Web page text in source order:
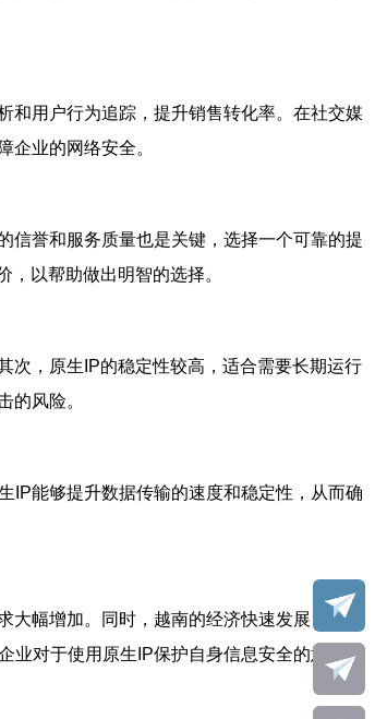
和用户行为追踪，提升销售转化率。在社交媒
业的网络安全。
信誉和服务质量也是关键，选择一个可靠的提
以帮助做出明智的选择。
次，原生IP的稳定性较高，适合需要长期运行
的风险。
IP能够提升数据传输的速度和稳定性，从而确
幅增加。同时，越南的经济快速发展，吸引
对于使用原生IP保护自身信息安全的意识也